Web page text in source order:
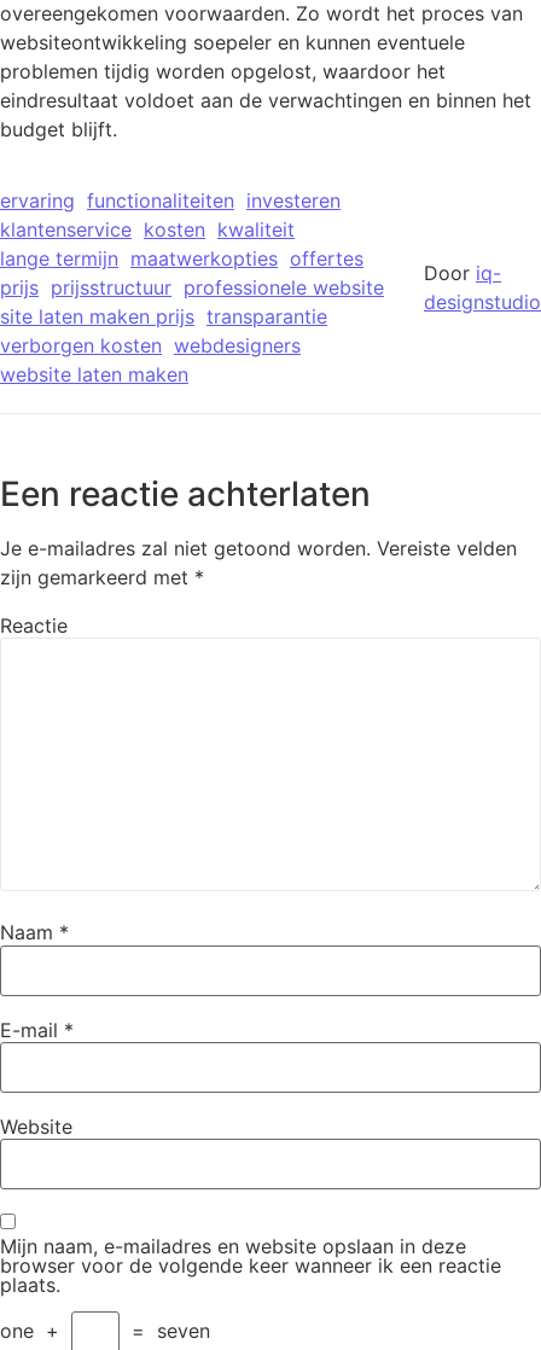
overeengekomen voorwaarden. Zo wordt het proces van
websiteontwikkeling soepeler en kunnen eventuele
problemen tijdig worden opgelost, waardoor het
eindresultaat voldoet aan de verwachtingen en binnen het
budget blijft.
ervaring functionaliteiten investeren
klantenservice kosten kwaliteit
lange termijn maatwerkopties offertes
prijs prijsstructuur professionele website
site laten maken prijs transparantie
verborgen kosten webdesigners
website laten maken
Door iq-
designstudio
Een reactie achterlaten
Je e-mailadres zal niet getoond worden. Vereiste velden
zijn gemarkeerd met *
Reactie
Naam *
E-mail *
Website
Mijn naam, e-mailadres en website opslaan in deze
browser voor de volgende keer wanneer ik een reactie
plaats.
one + = seven